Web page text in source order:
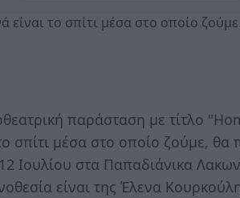
το σπίτι μέσα στο οποίο
παράσταση με τίτλο
σπίτι μέσα στο οποίο ζούμε, θα
Ιουλίου στα Παπαδιάνικα
είναι της Έλενα